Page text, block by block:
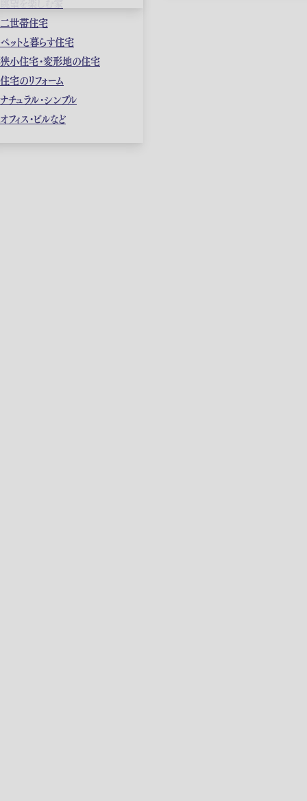
二世帯住宅
ペットと暮らす住宅
狭小住宅・変形地の住宅
住宅のリフォーム
ナチュラル・シンプル
オフィス・ビルなど